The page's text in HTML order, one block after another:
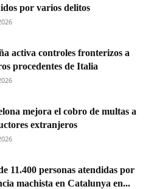
por varios delitos
activa controles fronterizos a
procedentes de Italia
mejora el cobro de multas a
extranjeros
11.400 personas atendidas por
machista en Catalunya en...